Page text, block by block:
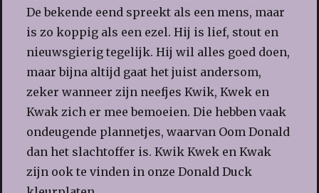
De bekende eend spreekt als een mens, maar
is zo koppig als een ezel. Hij is lief, stout en
nieuwsgierig tegelijk. Hij wil alles goed doen,
maar bijna altijd gaat het juist andersom,
zeker wanneer zijn neefjes Kwik, Kwek en
Kwak zich er mee bemoeien. Die hebben vaak
ondeugende plannetjes, waarvan Oom Donald
dan het slachtoffer is. Kwik Kwek en Kwak
zijn ook te vinden in onze Donald Duck